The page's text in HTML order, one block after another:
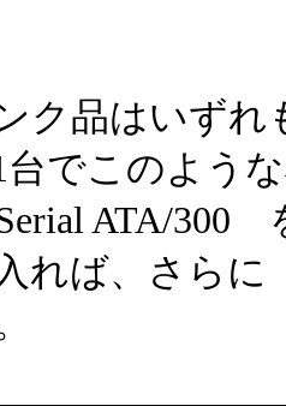
ク品はいず
台でこのよう
ATA/300
れば、さら